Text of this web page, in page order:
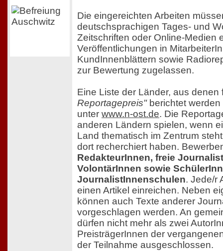
Die eingereichten Arbeiten
deutschsprachigen Tages- und
Zeitschriften oder Online-Medien
Veröffentlichungen in
KundInnenblättern sowie
zur Bewertung zugelassen.
Eine Liste der Länder, aus
Reportagepreis"berichtet werden
unter www.n-ost.de. Die
anderen Ländern spielen, wenn
Land thematisch im Zentrum
dort recherchiert haben.
RedakteurInnen, freie
VolontärInnen sowie
JournalistInnenschulen. Jede/r
einen Artikel einreichen. Neben
können auch Texte anderer
vorgeschlagen werden. An
dürfen nicht mehr als zwei
PreisträgerInnen der
der Teilnahme ausgeschlossen.